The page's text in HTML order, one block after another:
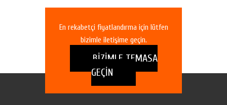
En rekabetçi fiyatlandırma için lütfen
bizimle iletişime geçin.
BİZİMLE TEMASA
GEÇİN